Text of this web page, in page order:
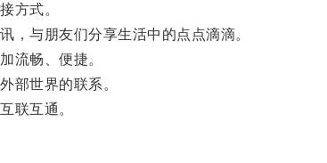
方式。
与朋友们分享生活中的点点滴滴。
畅、便捷。
世界的联系。
联互通。